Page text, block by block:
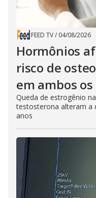
FEED TV/ 04/08/2026
Hormônios
risco de
em ambos os
Queda de estrogênio
testosterona alteram a
anos